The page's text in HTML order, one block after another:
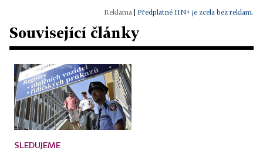
Předplatné HN+ je zcela bez reklam.
Související články
SLEDUJEME